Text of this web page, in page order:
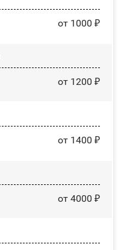
от 1000 ₽
от 1200 ₽
от 1400 ₽
от 4000 ₽